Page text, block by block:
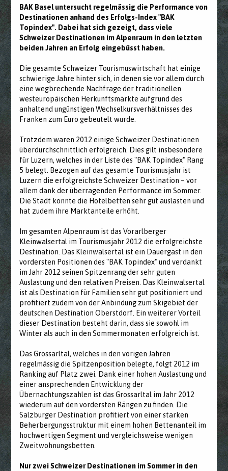
BAK Basel untersucht regelmässig die Performance von
Destinationen anhand des Erfolgs-Index "BAK
Topindex". Dabei hat sich gezeigt, dass viele
Schweizer Destinationen im Alpenraum in den letzten
beiden Jahren an Erfolg eingebüsst haben.
Die gesamte Schweizer Tourismuswirtschaft hat einige
schwierige Jahre hinter sich, in denen sie vor allem durch
eine wegbrechende Nachfrage der traditionellen
westeuropäischen Herkunftsmärkte aufgrund des
anhaltend ungünstigen Wechselkursverhältnisses des
Franken zum Euro gebeutelt wurde.
Trotzdem waren 2012 einige Schweizer Destinationen
überdurchschnittlich erfolgreich. Dies gilt insbesondere
für Luzern, welches in der Liste des "BAK Topindex" Rang
5 belegt. Bezogen auf das gesamte Tourismusjahr ist
Luzern die erfolgreichste Schweizer Destination – vor
allem dank der überragenden Performance im Sommer.
Die Stadt konnte die Hotelbetten sehr gut auslasten und
hat zudem ihre Marktanteile erhöht.
Im gesamten Alpenraum ist das Vorarlberger
Kleinwalsertal im Tourismusjahr 2012 die erfolgreichste
Destination. Das Kleinwalsertal ist ein Dauergast in den
vordersten Positionen des "BAK Topindex" und verdankt
im Jahr 2012 seinen Spitzenrang der sehr guten
Auslastung und den relativen Preisen. Das Kleinwalsertal
ist als Destination für Familien sehr gut positioniert und
profitiert zudem von der Anbindung zum Skigebiet der
deutschen Destination Oberstdorf. Ein weiterer Vorteil
dieser Destination besteht darin, dass sie sowohl im
Winter als auch in den Sommermonaten erfolgreich ist.
Das Grossarltal, welches in den vorigen Jahren
regelmässig die Spitzenposition belegte, folgt 2012 im
Ranking auf Platz zwei. Dank einer hohen Auslastung und
einer ansprechenden Entwicklung der
Übernachtungszahlen ist das Grossarltal im Jahr 2012
wiederum auf den vordersten Rängen zu finden. Die
Salzburger Destination profitiert von einer starken
Beherbergungsstruktur mit einem hohen Bettenanteil im
hochwertigen Segment und vergleichsweise wenigen
Zweitwohnungsbetten.
Nur zwei Schweizer Destinationen im Sommer in den